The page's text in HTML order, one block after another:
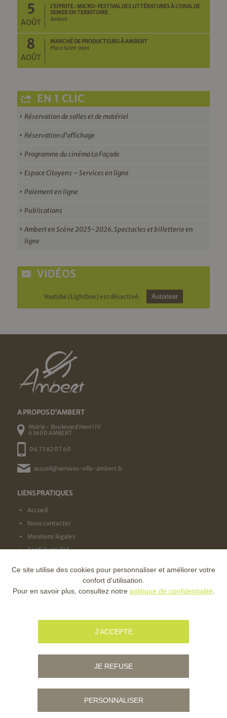
5
AOÛT
L’EFFRITE : MICRO-FESTIVAL DES LITTÉRATURES À L’ORAL DE
SEMER EN TERRITOIRE
Ambert
8
AOÛT
MARCHÉ DE PRODUCTEURS À AMBERT
Place Saint-Jean
EN 1 CLIC
Réservation de salles et de matériel
Réservation d’affichage
Programme du cinéma La Façade
Espace Citoyens – Services en ligne
Paiement en ligne
Publications
Ambert en Scène 2025-2026. Spectacles et billetterie en
ligne
VIDÉOS
Youtube (Lightbox) est désactivé. Autoriser
A PROPOS D'AMBERT
Mairie - Boulevard Henri IV
63600 AMBERT
04 73 82 07 60
accueil@services-ville-ambert.fr
LIENS PRATIQUES
Accueil
Nous contacter
Mentions légales
Confidentialité
NOS LABELS
Ce site utilise des cookies pour personnaliser et améliorer votre
confort d'utilisation.
Pour en savoir plus, consultez notre politique de confidentialité
J'ACCEPTE
JE REFUSE
PERSONNALISER